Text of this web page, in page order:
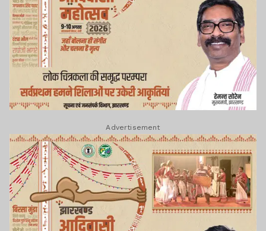
Advertisement